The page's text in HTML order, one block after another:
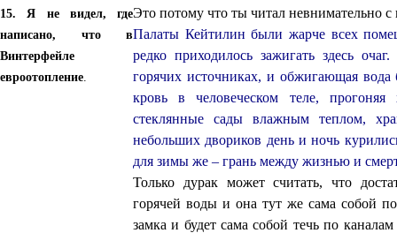
15. Я не видел, где
написано, что в
Винтерфейле
евроотопление.
Это потому что ты читал невнимательно с
Палаты Кейтилин были жарче всех
редко приходилось зажигать здесь
горячих источниках, и обжигающая вода
кровь в человеческом теле,
стеклянные сады влажным теплом,
небольших двориков день и ночь
для зимы же – грань между жизнью и
Только дурак может считать, что
горячей воды и она тут же сама собой
замка и будет сама собой течь по